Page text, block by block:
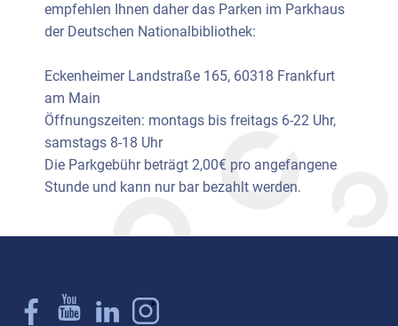
empfehlen Ihnen daher das Parken im Parkhaus
der Deutschen Nationalbibliothek:
Eckenheimer Landstraße 165, 60318 Frankfurt
am Main
Öffnungszeiten: montags bis freitags 6-22 Uhr,
samstags 8-18 Uhr
Die Parkgebühr beträgt 2,00€ pro angefangene
Stunde und kann nur bar bezahlt werden.